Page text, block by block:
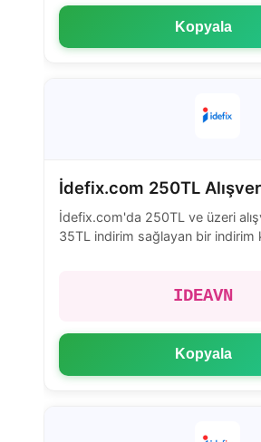
Kopyala
İdefix.com 250TL
İdefix.com'da 250TL ve üzeri
35TL indirim sağlayan bir indirim
IDEAVN
Kopyala